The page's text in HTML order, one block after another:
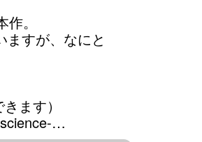
。
ますが、なにと
…